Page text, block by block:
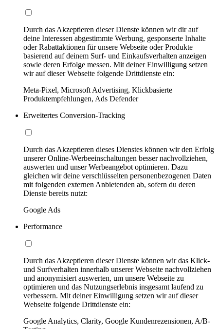
Durch das Akzeptieren dieser Dienste können wir dir auf
deine Interessen abgestimmte Werbung, gesponserte Inhalte
oder Rabattaktionen für unsere Webseite oder Produkte
basierend auf deinem Surf- und Einkaufsverhalten anzeigen
sowie deren Erfolge messen. Mit deiner Einwilligung setzen
wir auf dieser Webseite folgende Drittdienste ein:
Meta-Pixel, Microsoft Advertising, Klickbasierte
Produktempfehlungen, Ads Defender
Erweitertes Conversion-Tracking
Durch das Akzeptieren dieses Dienstes können wir den Erfolg
unserer Online-Werbeeinschaltungen besser nachvollziehen,
auswerten und unser Werbeangebot optimieren. Dazu
gleichen wir deine verschlüsselten personenbezogenen Daten
mit folgenden externen Anbietenden ab, sofern du deren
Dienste bereits nutzt:
Google Ads
Performance
Durch das Akzeptieren dieser Dienste können wir das Klick-
und Surfverhalten innerhalb unserer Webseite nachvollziehen
und anonymisiert auswerten, um unsere Webseite zu
optimieren und das Nutzungserlebnis insgesamt laufend zu
verbessern. Mit deiner Einwilligung setzen wir auf dieser
Webseite folgende Drittdienste ein:
Google Analytics, Clarity, Google Kundenrezensionen, A/B-